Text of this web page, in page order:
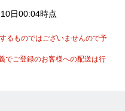
日00:04時点
るものではございませんので予
でご登録のお客様への配送は行